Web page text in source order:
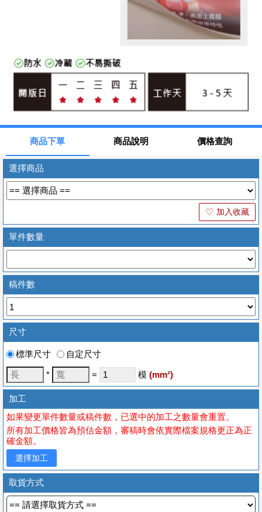
商品下單 商品說明 價格查詢
選擇商品
♡ 加入收藏
單件數量
稿件數
尺寸
標準尺寸 自定尺寸
* = 模 (mm²)
加工
如果變更單件數量或稿件數，已選中的加工之數量會重置。
所有加工價格皆為預估金額，審稿時會依實際檔案規格更正為正
確金額。
選擇加工
取貨方式